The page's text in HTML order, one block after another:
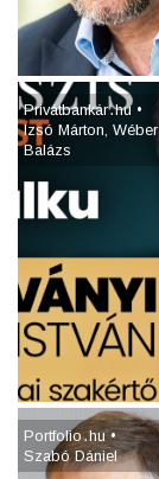
Privátbankár․hu •
Izsó Márton, Wéber
Balázs
Portfolio․hu •
Szabó Dániel